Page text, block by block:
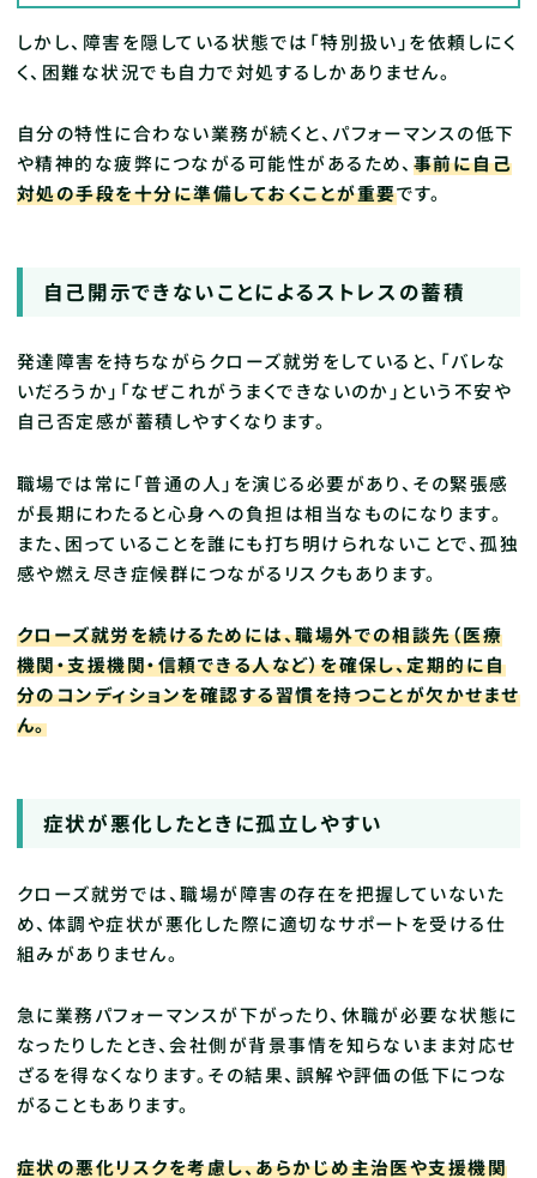
しかし、障害を隠している状態では「特別扱い」を依頼しにく
く、困難な状況でも自力で対処するしかありません。
自分の特性に合わない業務が続くと、パフォーマンスの低下
や精神的な疲弊につながる可能性があるため、 事前に自己
対処の手段を十分に準備しておくことが重要です。
自己開示できないことによるストレスの蓄積
発達障害を持ちながらクローズ就労をしていると、「バレな
いだろうか」「なぜこれがうまくできないのか」という不安や
自己否定感が蓄積しやすくなります。
職場では常に「普通の人」を演じる必要があり、その緊張感
が長期にわたると心身への負担は相当なものになります。
また、困っていることを誰にも打ち明けられないことで、孤独
感や燃え尽き症候群につながるリスクもあります。
クローズ就労を続けるためには、職場外での相談先（医療
機関・支援機関・信頼できる人など）を確保し、定期的に自
分のコンディションを確認する習慣を持つことが欠かせませ
ん。
症状が悪化したときに孤立しやすい
クローズ就労では、職場が障害の存在を把握していないた
め、体調や症状が悪化した際に適切なサポートを受ける仕
組みがありません。
急に業務パフォーマンスが下がったり、休職が必要な状態に
なったりしたとき、会社側が背景事情を知らないまま対応せ
ざるを得なくなります。その結果、誤解や評価の低下につな
がることもあります。
症状の悪化リスクを考慮し、あらかじめ主治医や支援機関